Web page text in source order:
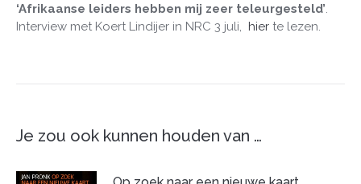
‘Afrikaanse leiders hebben mij zeer teleurgesteld’.
Interview met Koert Lindijer in NRC 3 juli,
hier te lezen.
Je zou ook kunnen houden van …